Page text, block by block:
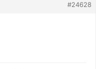
#24628